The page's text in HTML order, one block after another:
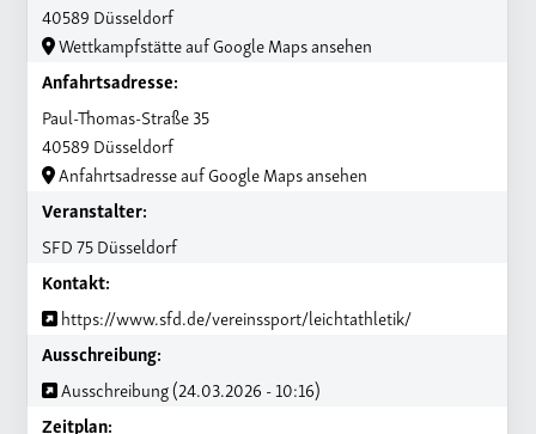
40589 Düsseldorf
Wettkampfstätte auf Google Maps ansehen
Anfahrtsadresse:
Paul-Thomas-Straße 35
40589 Düsseldorf
Anfahrtsadresse auf Google Maps ansehen
Veranstalter:
SFD 75 Düsseldorf
Kontakt:
https://www.sfd.de/vereinssport/leichtathletik/
Ausschreibung:
Ausschreibung (24.03.2026 - 10:16)
Zeitplan: